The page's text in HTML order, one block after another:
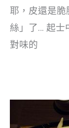
耶，皮還是脆
絲」了… 起士
對味的